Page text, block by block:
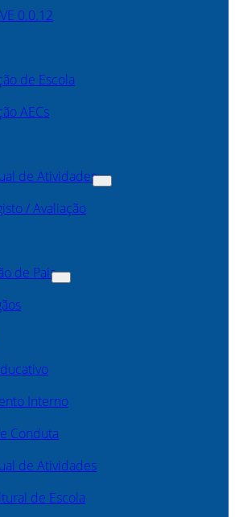
0.0.12
de Escola
AECs
de Atividades
/ Avaliação
de Pais
Interno
Conduta
de Atividades
de Escola